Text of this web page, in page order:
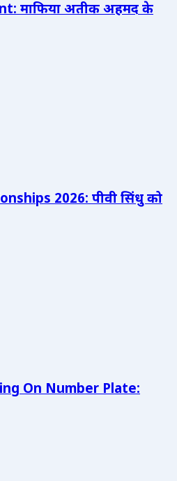
माफिया अतीक अहमद के
2026: पीवी सिंधु को
On Number Plate: